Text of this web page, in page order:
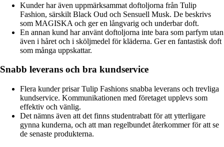
Kunder har även uppmärksammat doftoljorna från Tulip
Fashion, särskilt Black Oud och Sensuell Musk. De beskrivs
som MAGISKA och ger en långvarig och underbar doft.
En annan kund har använt doftoljorna inte bara som parfym utan
även i håret och i sköljmedel för kläderna. Ger en fantastisk doft
som många uppskattar.
Snabb leverans och bra kundservice
Flera kunder prisar Tulip Fashions snabba leverans och trevliga
kundservice. Kommunikationen med företaget upplevs som
effektiv och vänlig.
Det nämns även att det finns studentrabatt för att ytterligare
gynna kunderna, och att man regelbundet återkommer för att se
de senaste produkterna.